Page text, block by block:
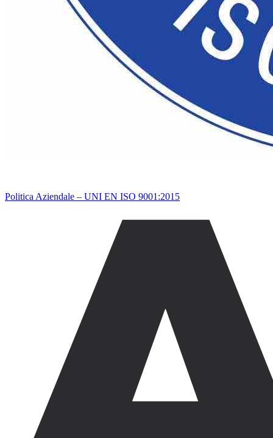
Politica Aziendale – UNI EN ISO 9001:2015